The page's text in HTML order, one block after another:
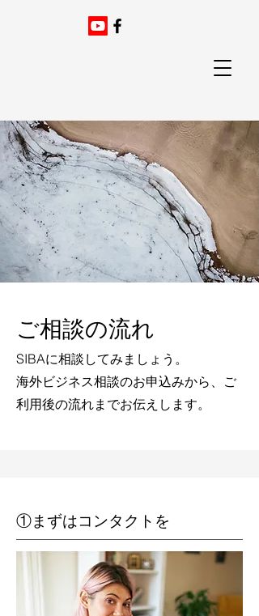
​ご相談の流れ
SIBAに相談してみましょう。
海外ビジネス相談のお申込みから、ご
利用後の流れまでお伝えします。
①まずはコンタクトを